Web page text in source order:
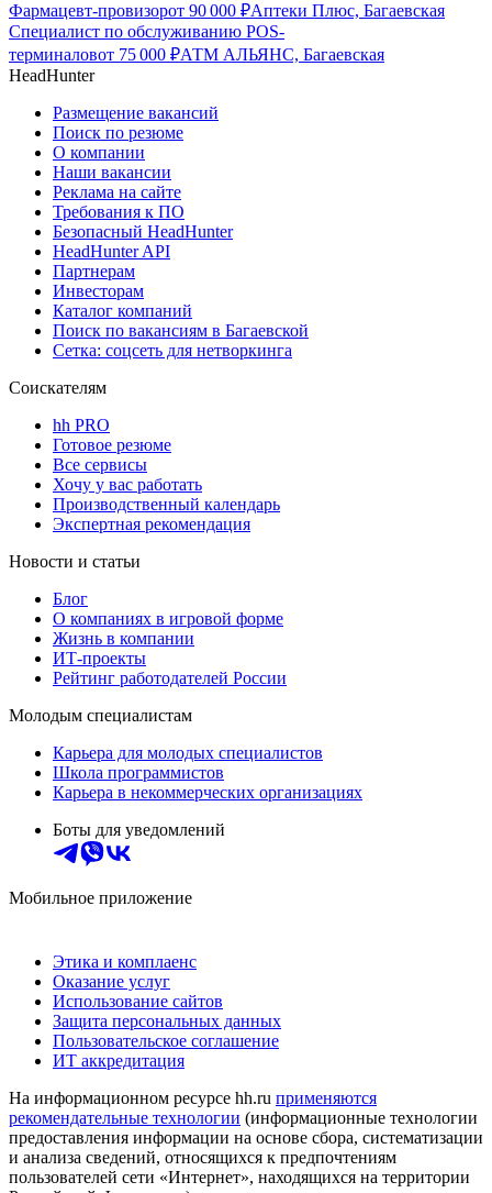
Фармацевт-провизорот 90 000 ₽Аптеки Плюс, Багаевская
Специалист по обслуживанию POS-
терминаловот 75 000 ₽АТМ АЛЬЯНС, Багаевская
HeadHunter
Размещение вакансий
Поиск по резюме
О компании
Наши вакансии
Реклама на сайте
Требования к ПО
Безопасный HeadHunter
HeadHunter API
Партнерам
Инвесторам
Каталог компаний
Поиск по вакансиям в Багаевской
Сетка: соцсеть для нетворкинга
Соискателям
hh PRO
Готовое резюме
Все сервисы
Хочу у вас работать
Производственный календарь
Экспертная рекомендация
Новости и статьи
Блог
О компаниях в игровой форме
Жизнь в компании
ИТ-проекты
Рейтинг работодателей России
Молодым специалистам
Карьера для молодых специалистов
Школа программистов
Карьера в некоммерческих организациях
Боты для уведомлений
Мобильное приложение
Этика и комплаенс
Оказание услуг
Использование сайтов
Защита персональных данных
Пользовательское соглашение
ИТ аккредитация
На информационном ресурсе hh.ru применяются
рекомендательные технологии (информационные технологии
предоставления информации на основе сбора, систематизации
и анализа сведений, относящихся к предпочтениям
пользователей сети «Интернет», находящихся на территории